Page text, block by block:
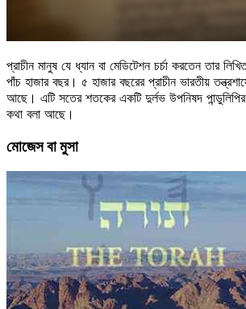
প্রাচীন মানুষ যে ধ্যান বা মেডিটেশন চর্চা করতেন তার
পাঁচ হাজার বছর। ৫ হাজার বছরের প্রাচীন ভারতীয়
আছে। এটি সতের শতকের একটি দুর্লভ উপনিষদ
কথা বলা আছে।
মোজেস বা মুসা